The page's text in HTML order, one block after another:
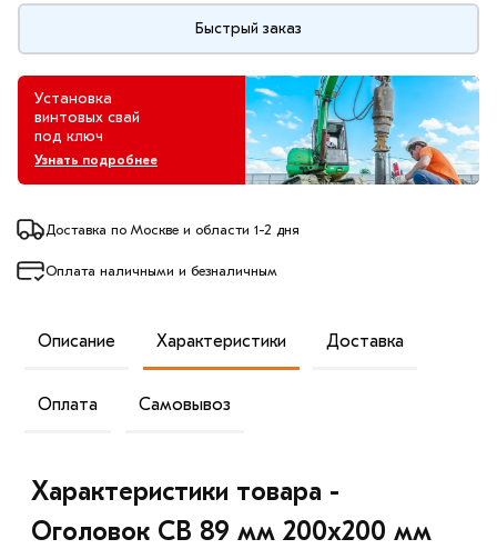
Быстрый заказ
Установка
винтовых свай
под ключ
Узнать подробнее
Доставка по Москве и области 1-2 дня
Оплата наличными и безналичным
Описание Характеристики Доставка
Оплата Самовывоз
Характеристики товара -
Оголовок СВ 89 мм 200х200 мм